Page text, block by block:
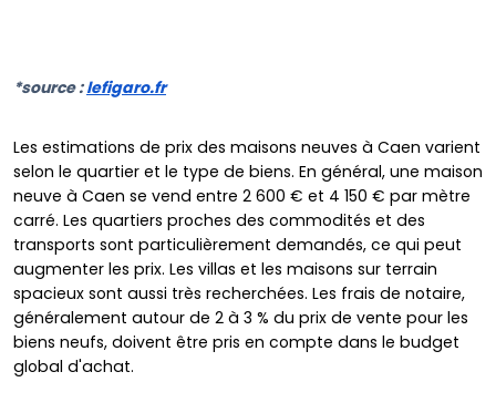
*source :lefigaro.fr
Les estimations de prix des maisons neuves à Caen varient
selon le quartier et le type de biens. En général, une maison
neuve à Caen se vend entre 2 600 € et 4 150 € par mètre
carré. Les quartiers proches des commodités et des
transports sont particulièrement demandés, ce qui peut
augmenter les prix. Les villas et les maisons sur terrain
spacieux sont aussi très recherchées. Les frais de notaire,
généralement autour de 2 à 3 % du prix de vente pour les
biens neufs, doivent être pris en compte dans le budget
global d'achat.